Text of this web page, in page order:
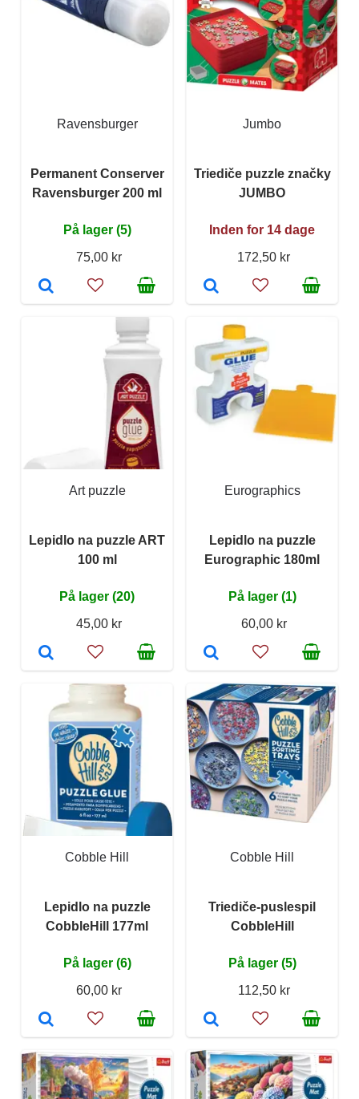
Ravensburger
Permanent Conserver
Ravensburger 200 ml
På lager (5)
75,00 kr
Jumbo
Triediče puzzle značky
JUMBO
Inden for 14 dage
172,50 kr
Art puzzle
Lepidlo na puzzle ART
100 ml
På lager (20)
45,00 kr
Eurographics
Lepidlo na puzzle
Eurographic 180ml
På lager (1)
60,00 kr
Cobble Hill
Lepidlo na puzzle
CobbleHill 177ml
På lager (6)
60,00 kr
Cobble Hill
Triediče-puslespil
CobbleHill
På lager (5)
112,50 kr